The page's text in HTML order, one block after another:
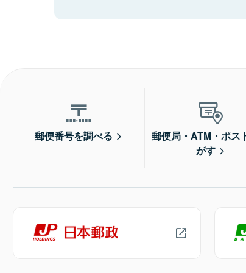
郵便番号を調べる
郵便局・ATM・ポス
がす